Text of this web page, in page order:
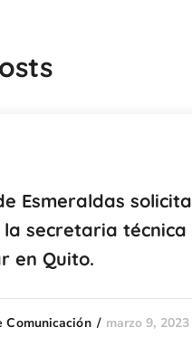
Esmeraldas solicita
secretaria técnica
en Quito.
Comunicación marzo 9, 2023